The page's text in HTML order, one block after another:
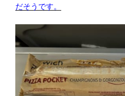
だそうです。